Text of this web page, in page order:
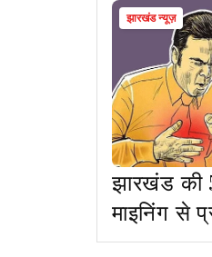
झारखंड न्यूज़
झारखंड की
माइनिंग से
में 32